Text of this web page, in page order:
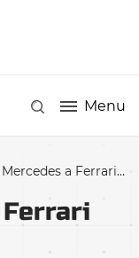
Menu
a Ferrari riadia Formulu 1
Ferrari